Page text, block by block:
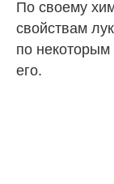
По своему
свойствам
по некоторым
его.